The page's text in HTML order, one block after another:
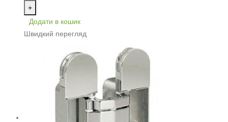
+
Додати в кошик
Швидкий перегляд